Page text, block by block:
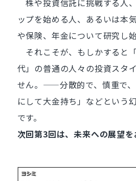
株や投資信託に挑戦する人
ップを始める人、あるいは本
や保険、年金について研究し
それこそが、もしかすると
代」の普通の人々の投資スタ
せん。——分散的で、慎重で
にして大金持ち」などという
です。
次回第3回は、未来への展望を